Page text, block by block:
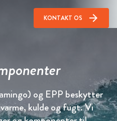
KONTAKT OS arrow_forward
og EPP beskytter
kulde og fugt. Vi